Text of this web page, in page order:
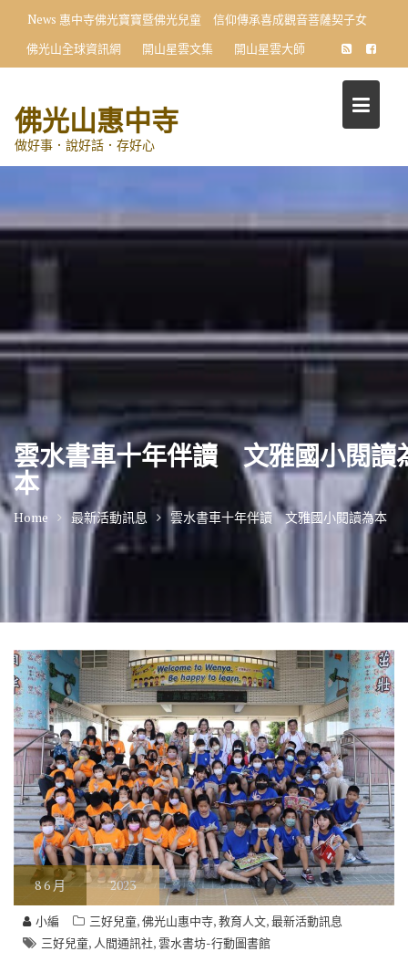
content
News 惠中寺佛光寶寶暨佛光兒童 信仰傳承喜成觀音菩薩契子女
佛光山全球資訊網
開山星雲文集 開山星雲大師
佛光山惠中寺
做好事．說好話．存好心
雲水書車十年伴讀 文雅國小閱讀
本
Home 最新活動訊息 雲水書車十年伴讀 文雅國小閱讀為本
86 月 2023
小編 三好兒童,佛光山惠中寺,教育人文,最新活動訊息
三好兒童, 人間通訊社,雲水書坊-行動圖書館